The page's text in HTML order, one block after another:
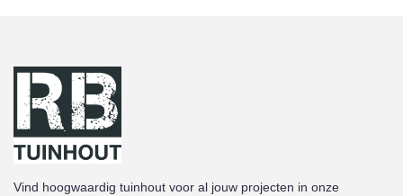
Vind hoogwaardig tuinhout voor al jouw projecten in onze